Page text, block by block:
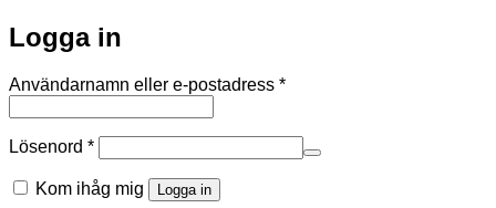
Logga in
Användarnamn eller e-postadress *Obligatoriskt
Lösenord *Obligatoriskt
Kom ihåg mig Logga in